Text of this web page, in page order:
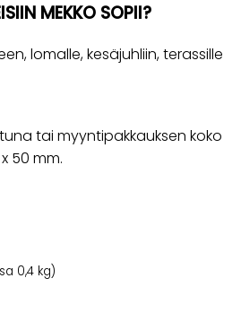
MEKKO SOPII?
lomalle, kesäjuhliin, terassille
tai myyntipakkauksen koko
50 mm.
0,4 kg)